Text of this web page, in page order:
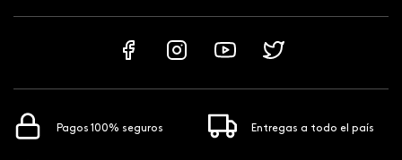
Pagos 100% seguros Entregas a todo el país